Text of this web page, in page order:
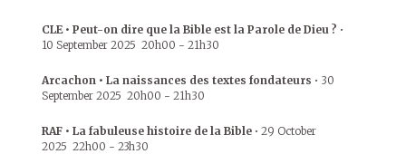
CLE • Peut-on dire que la Bible est la Parole de Dieu ? •
10 September 2025 20h00 - 21h30
Arcachon • La naissances des textes fondateurs • 30
September 2025 20h00 - 21h30
RAF • La fabuleuse histoire de la Bible • 29 October
2025 22h00 - 23h30